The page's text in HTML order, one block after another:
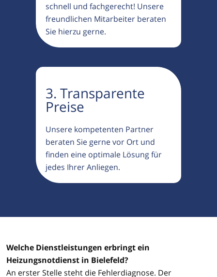
schnell und fachgerecht! Unsere
freundlichen Mitarbeiter beraten
Sie hierzu gerne.
3. Transparente
Preise
Unsere kompetenten Partner
beraten Sie gerne vor Ort und
finden eine optimale Lösung für
jedes Ihrer Anliegen.
Welche Dienstleistungen erbringt ein
Heizungsnotdienst in Bielefeld?
An erster Stelle steht die Fehlerdiagnose. Der